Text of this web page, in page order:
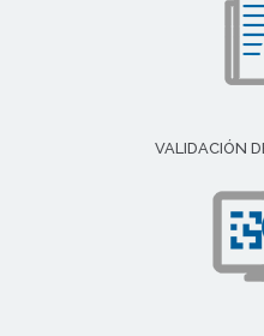
VALIDACIÓN